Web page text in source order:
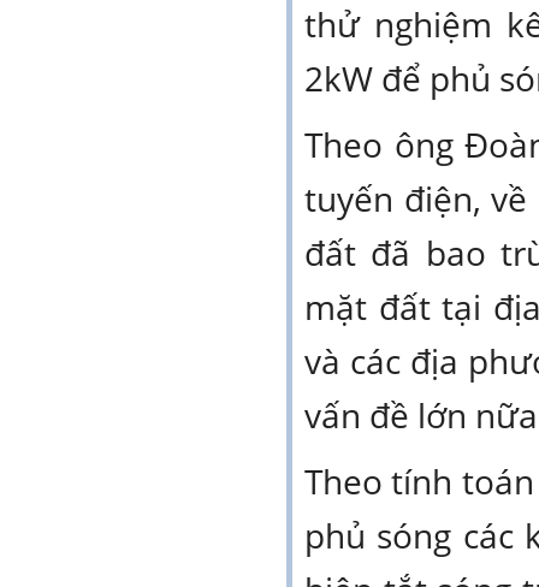
thử nghiệm
2kW để phủ
Theo ông
tuyến điện,
đất đã bao
mặt đất tại
và các địa
vấn đề lớn
Theo tính
phủ sóng các